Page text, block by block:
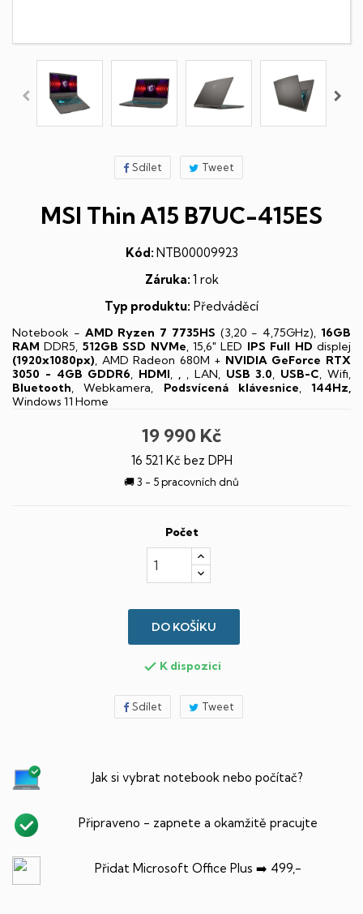
Sdílet Tweet
MSI Thin A15 B7UC-415ES
Kód: NTB00009923
Záruka: 1 rok
Typ produktu: Předváděcí
Notebook - AMD Ryzen 7 7735HS (3,20 - 4,75GHz),16GB
RAM DDR5, 512GB SSD NVMe, 15,6" LED IPS Full HD displej
(1920x1080px), AMD Radeon 680M + NVIDIA GeForce RTX
3050 - 4GB GDDR6, HDMI, , , LAN, USB 3.0, USB-C, Wifi,
Bluetooth, Webkamera, Podsvícená klávesnice, 144Hz,
Windows 11 Home
19 990 Kč
16 521 Kč bez DPH
🚚 3 - 5 pracovních dnů
Počet
DO KOŠÍKU
 K dispozici
Sdílet Tweet
Jak si vybrat notebook nebo počítač?
Připraveno - zapnete a okamžitě pracujte
Přidat Microsoft Office Plus ➡️ 499,-